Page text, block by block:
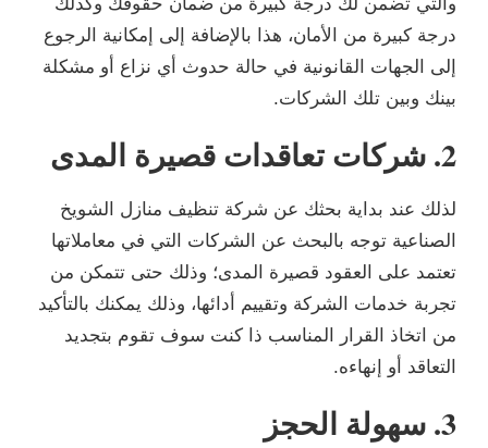
درجة كبيرة من الأمان، هذا بالإضافة إلى إمكانية الرجوع
إلى الجهات القانونية في حالة حدوث أي نزاع أو مشكلة
بينك وبين تلك الشركات.
2. شركات تعاقدات قصيرة المدى
لذلك عند بداية بحثك عن شركة تنظيف منازل الشويخ
الصناعية توجه بالبحث عن الشركات التي في معاملاتها
تعتمد على العقود قصيرة المدى؛ وذلك حتى تتمكن من
تجربة خدمات الشركة وتقييم أدائها، وذلك يمكنك بالتأكيد
من اتخاذ القرار المناسب ذا كنت سوف تقوم بتجديد
التعاقد أو إنهاءه.
3. سهولة الحجز